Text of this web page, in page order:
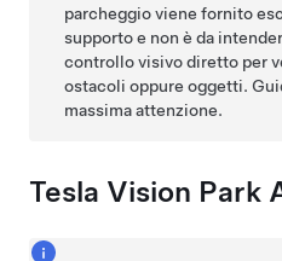
parcheggio viene fornito
supporto e non è da
controllo visivo diretto per
ostacoli oppure oggetti.
massima attenzione.
Tesla Vision Park